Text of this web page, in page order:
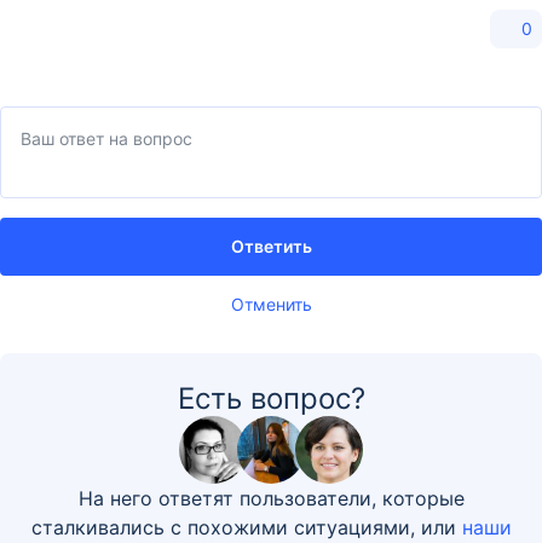
0
Отменить
Ответить
Есть вопрос?
На него ответят пользователи, которые
сталкивались с похожими ситуациями, или наши